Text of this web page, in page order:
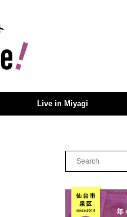
Live in Miyagi